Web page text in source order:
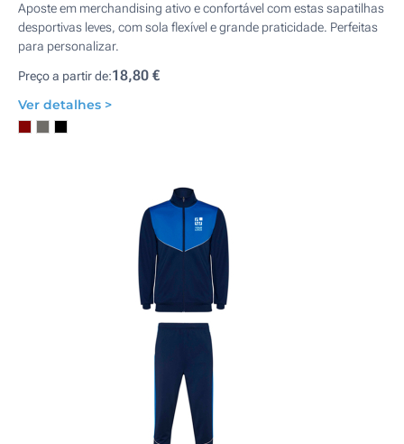
Aposte em merchandising ativo e confortável com estas sapatilhas
desportivas leves, com sola flexível e grande praticidade. Perfeitas
para personalizar.
Preço a partir de:18,80 €
Ver detalhes >